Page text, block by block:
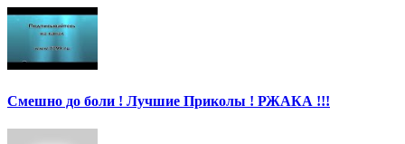
Смешно до боли ! Лучшие Приколы ! РЖАКА !!!